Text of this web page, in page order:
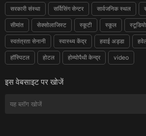
सरकारी संस्था सर्विसिंग सेन्टर सार्वजनिक स्थल
सीमांत सेक्सोलाजिस्ट स्कूटी स्कूल स्टूडियो
स्वतंत्रता सेनानी स्वास्थ्य केंद्र हवाई अड्डा
हॉस्पिटल होटल होम्योपैथी केन्द्र video
इस वेबसाइट पर खोजें